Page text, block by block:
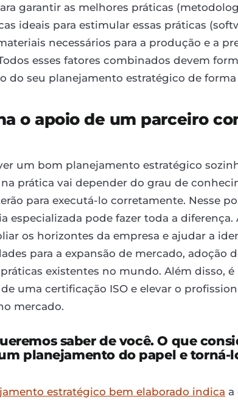
garantir as melhores práticas
ideais para estimular essas práticas
necessários para a produção e a
esses fatores combinados devem
do seu planejamento estratégico de
o apoio de um parceiro
um bom planejamento estratégico
prática vai depender do grau de
para executá-lo corretamente. Nesse
especializada pode fazer toda a
os horizontes da empresa e ajudar a
para a expansão de mercado, adoção
existentes no mundo. Além disso,
uma certificação ISO e elevar o
mercado.
saber de você. O que
planejamento do papel e torná-
estratégico bem elaborado indica a